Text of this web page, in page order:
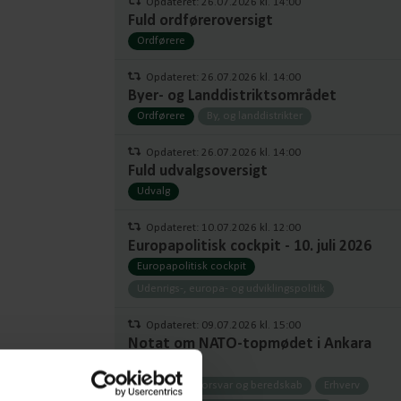
Fuld ordføreroversigt
Ordførere
Opdateret: 26.07.2026 kl. 14:00
Byer- og Landdistriktsområdet
Ordførere By, og landdistrikter
Opdateret: 26.07.2026 kl. 14:00
Fuld udvalgsoversigt
Udvalg
Opdateret: 10.07.2026 kl. 12:00
Europapolitisk cockpit - 10. juli 2026
Europapolitisk cockpit
Udenrigs-, europa- og udviklingspolitik
Opdateret: 09.07.2026 kl. 15:00
Notat om NATO-topmødet i Ankara
2026
Notater Forsvar og beredskab
Erhverv